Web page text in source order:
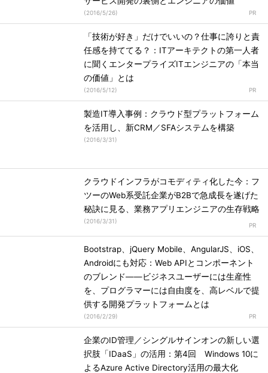
(2016/5/26)
「技術が好き」だけでいいの？仕事に誇りと責
任感を持ててる？：ITアーキテクトの第一人者
に聞くエンタープライズITエンジニアの「本当
の価値」とは
(2016/5/12)
製造IT導入事例：クラウド型プラットフォーム
を活用し、新CRM／SFAシステムを構築
(2016/3/31)
クラウドインフラがコモディティ化した今：フ
ツーのWeb系受託企業がB2Bで急成長を遂げた
秘訣に見る、業務アプリエンジニアの生存戦略
(2016/3/31)
Bootstrap、jQuery Mobile、AngularJS、iOS、
Androidにも対応：Web APIとコンポーネント
のブレンド――ビジネスユーザーには生産性
を、プログラマーには自由度を、高レベルで提
供する開発プラットフォームとは
(2016/2/29)
企業のID管理／シングルサインオンの新しい選
択肢「IDaaS」の活用：第4回 Windows 10に
よるAzure Active Directory活用の最大化